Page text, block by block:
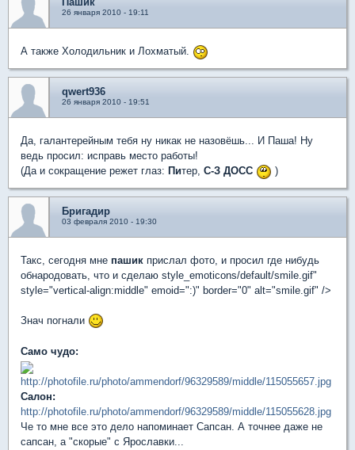
26 января 2010 - 19:11
А также Холодильник и Лохматый.
qwert936
26 января 2010 - 19:51
Да, галантерейным тебя ну никак не назовёшь... И Паша! Ну
ведь просил: исправь место работы!
(Да и сокращение режет глаз: Питер, С-З ДОСС )
Бригадир
03 февраля 2010 - 19:30
Такс, сегодня мне пашик прислал фото, и просил где нибудь
обнародовать, что и сделаю style_emoticons/default/smile.gif"
style="vertical-align:middle" emoid=":)" border="0" alt="smile.gif" />
Знач погнали
Само чудо:
http://photofile.ru/photo/ammendorf/96329589/middle/115055657.jpg
Салон:
http://photofile.ru/photo/ammendorf/96329589/middle/115055628.jpg
Че то мне все это дело напоминает Сапсан. А точнее даже не
сапсан, а "скорые" с Ярославки...